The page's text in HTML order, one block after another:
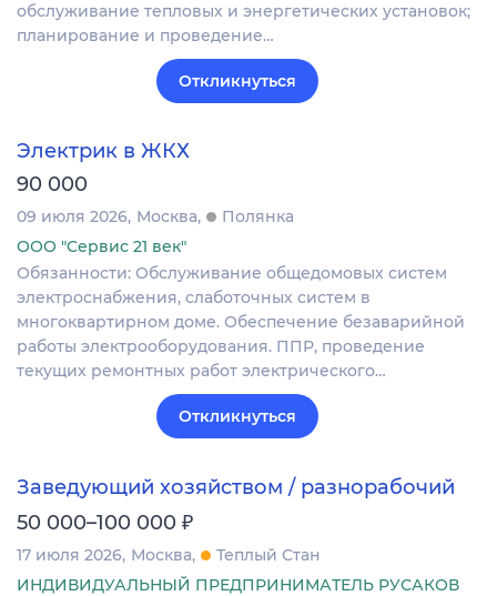
обслуживание тепловых и энергетических установок;
планирование и проведение…
Откликнуться
Электрик в ЖКХ
90 000
09 июля 2026 Москва
Полянка
ООО "Сервис 21 век"
Обязанности: Обслуживание общедомовых систем
электроснабжения, слаботочных систем в
многоквартирном доме. Обеспечение безаварийной
работы электрооборудования. ППР, проведение
текущих ремонтных работ электрического…
Откликнуться
Заведующий хозяйством / разнорабочий
50 000–100 000 ₽
17 июля 2026 Москва
Теплый Стан
ИНДИВИДУАЛЬНЫЙ ПРЕДПРИНИМАТЕЛЬ РУСАКОВ